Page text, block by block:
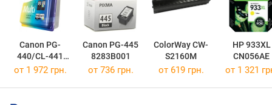
Canon PG-
440/CL-441
MULTI
Canon PG-445
8283B001
ColorWay CW-
S2160M
HP 933XL
CN056AE
от 1 972 грн. от 736 грн. от 619 грн. от 1 321